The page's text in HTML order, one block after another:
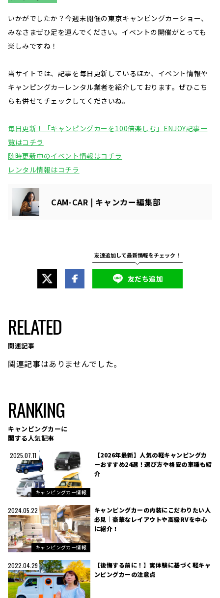
いかがでしたか？今週末開催の東京キャンピングカーショー、
みなさまぜひ足を運んでください。イベントの開催がとっても
楽しみですね！
当サイトでは、記事を毎日更新しているほか、イベント情報や
キャンピングカーレンタル業者を紹介しております。ぜひこち
らも併せてチェックしてくださいね。
毎日更新！「キャンピングカーを100倍楽しむ」ENJOY記事一
覧はコチラ
随時更新中のイベント情報はコチラ
レンタル情報はコチラ
CAM-CAR | キャンカー編集部
友だち追加
RELATED
関連記事
関連記事はありませんでした。
RANKING
キャンピングカーに
関する人気記事
2025.07.11
キャンピングカー情報
【2026年最新】人気の軽キャンピングカ
ーおすすめ24選！選び方や格安の車種も紹
介
2024.05.22
キャンピングカー情報
キャンピングカーの内装にこだわりたい人
必見｜豪華なレイアウトや高級RVを中心
に紹介！
2022.04.29
【後悔する前に！】実体験に基づく軽キャ
ンピングカーの注意点